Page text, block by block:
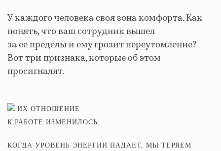
У каждого человека своя зона комфорта. Как
понять, что ваш сотрудник вышел
за ее пределы и ему грозит переутомление?
Вот три признака, которые об этом
просигналят.
ИХ ОТНОШЕНИЕ
К РАБОТЕ ИЗМЕНИЛОСЬ.
КОГДА УРОВЕНЬ ЭНЕРГИИ ПАДАЕТ, МЫ ТЕРЯЕМ